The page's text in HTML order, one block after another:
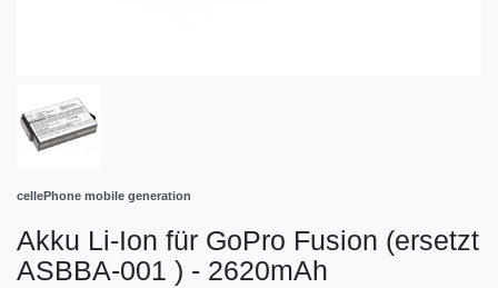
cellePhone mobile generation
Akku Li-Ion für GoPro Fusion (ersetzt
ASBBA-001 ) - 2620mAh